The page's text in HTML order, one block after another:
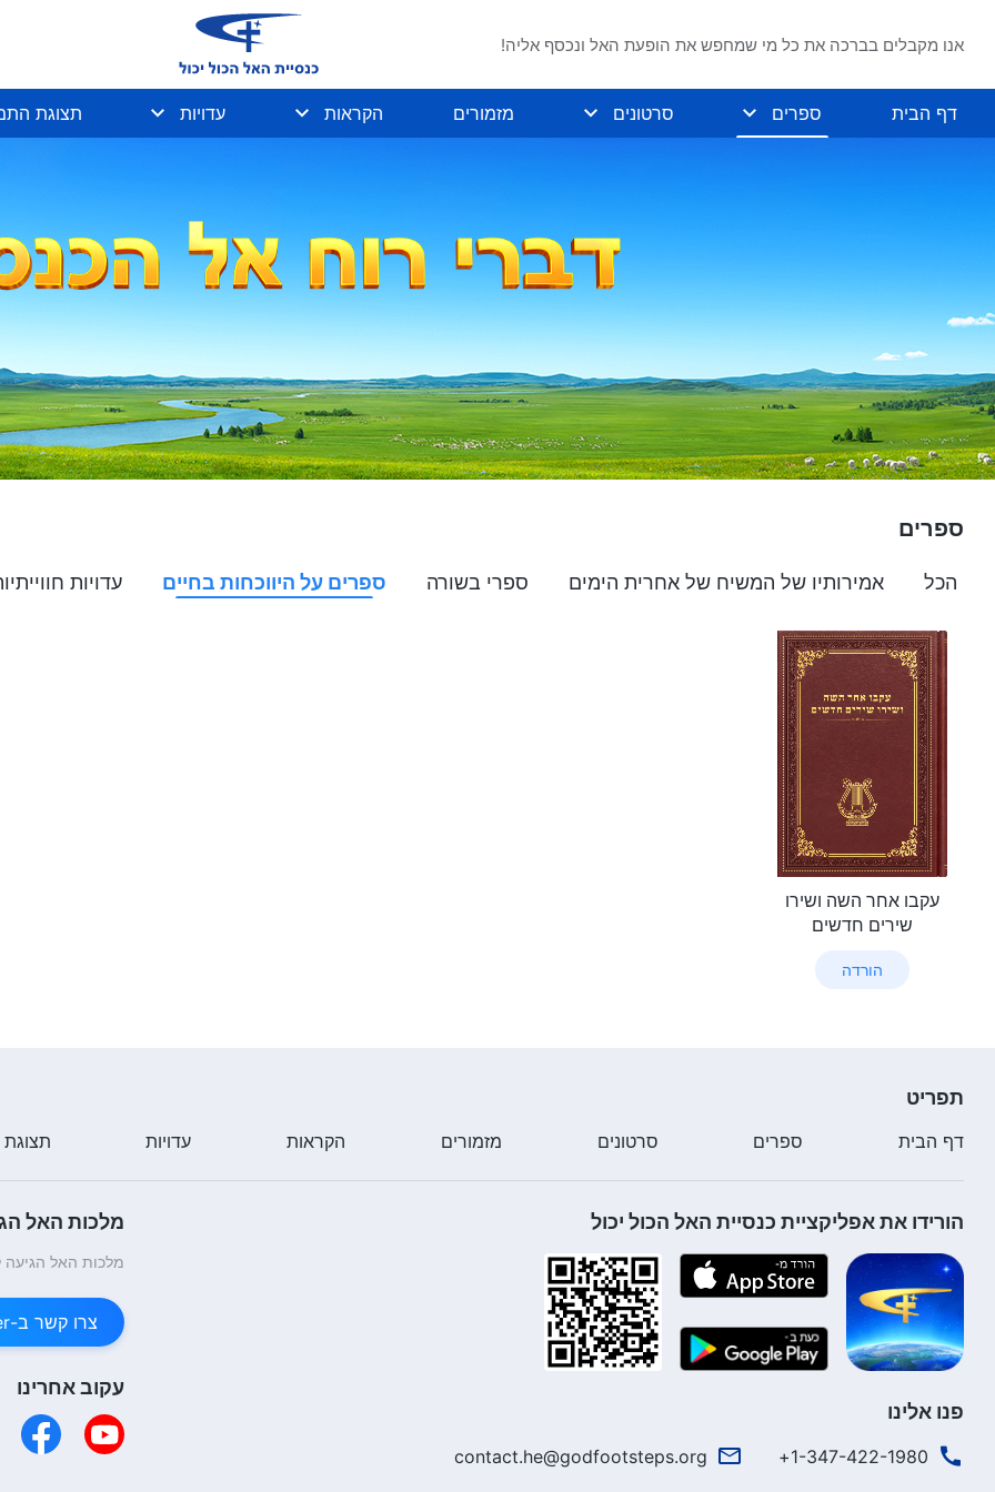
אנו מקבלים בברכה את כל מי שמחפש את הופעת האל ונכסף אליה!
דף הבית ספרים סרטונים מזמורים הקראות עדויות תצוגת
ספרים
הכל אמירותיו של המשיח של אחרית הימים ספרי בשורה ספרים על היווכחות בחיים עדויות
עקבו אחר השה ושירו
שירים חדשים
הורדה
תפריט
דף הבית ספרים סרטונים מזמורים הקראות עדויות
הורידו את אפליקציית כנסיית האל הכול יכול
פנו אלינו
1-347-422-1980+
contact.he@godfootsteps.org
מלכות האל
מלכות האל הגיעה
צרו קשר ב-Messenger
עקוב אחרינו